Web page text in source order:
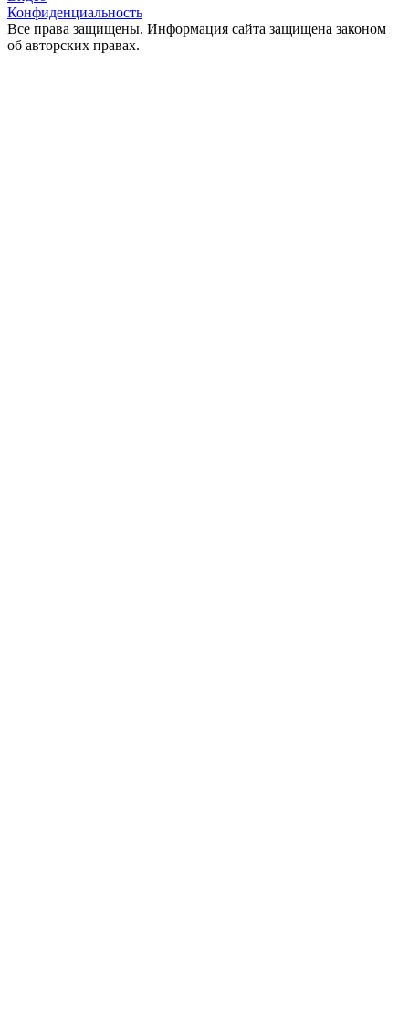
Конфиденциальность
Все права защищены. Информация сайта защищена законом
об авторских правах.